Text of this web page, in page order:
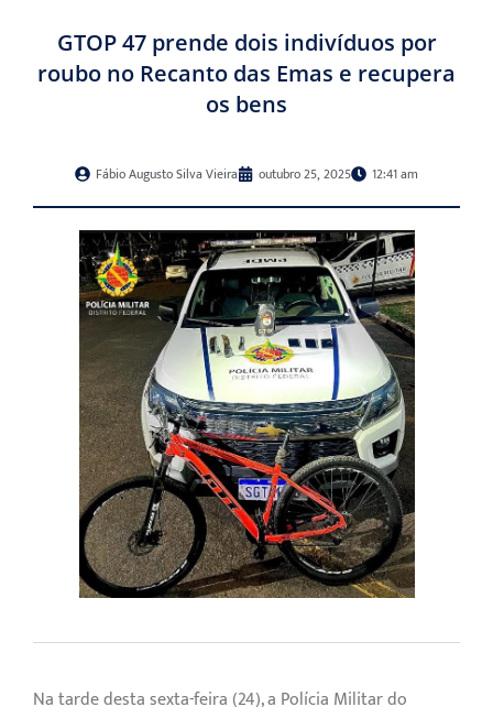
GTOP 47 prende dois indivíduos por
roubo no Recanto das Emas e recupera
os bens
Fábio Augusto Silva Vieira outubro 25, 2025 12:41 am
Na tarde desta sexta-feira (24), a Polícia Militar do